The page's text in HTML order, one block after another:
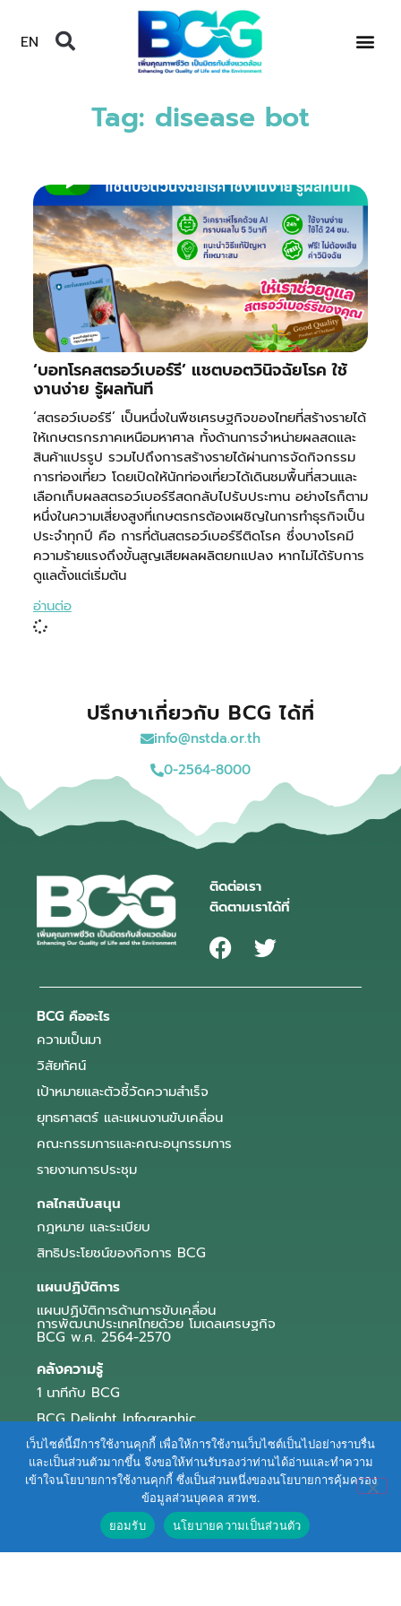
EN
Tag: disease bot
‘บอทโรคสตรอว์เบอร์รี’ แชตบอตวินิจฉัยโรค ใช้
งานง่าย รู้ผลทันที
‘สตรอว์เบอร์รี’ เป็นหนึ่งในพืชเศรษฐกิจของไทยที่สร้างรายได้
ให้เกษตรกรภาคเหนือมหาศาล ทั้งด้านการจำหน่ายผลสดและ
สินค้าแปรรูป รวมไปถึงการสร้างรายได้ผ่านการจัดกิจกรรม
การท่องเที่ยว โดยเปิดให้นักท่องเที่ยวได้เดินชมพื้นที่สวนและ
เลือกเก็บผลสตรอว์เบอร์รีสดกลับไปรับประทาน อย่างไรก็ตาม
หนึ่งในความเสี่ยงสูงที่เกษตรกรต้องเผชิญในการทำธุรกิจเป็น
ประจำทุกปี คือ การที่ต้นสตรอว์เบอร์รีติดโรค ซึ่งบางโรคมี
ความร้ายแรงถึงขั้นสูญเสียผลผลิตยกแปลง หากไม่ได้รับการ
ดูแลตั้งแต่เริ่มต้น
อ่านต่อ
ปรึกษาเกี่ยวกับ BCG ได้ที่
info@nstda.or.th
0-2564-8000
ติดต่อเรา
ติดตามเราได้ที่
BCG คืออะไร
ความเป็นมา
วิสัยทัศน์
เป้าหมายและตัวชี้วัดความสำเร็จ
ยุทธศาสตร์ และแผนงานขับเคลื่อน
คณะกรรมการและคณะอนุกรรมการ
รายงานการประชุม
กลไกสนับสนุน
กฎหมาย และระเบียบ
สิทธิประโยชน์ของกิจการ BCG
แผนปฏิบัติการ
แผนปฏิบัติการด้านการขับเคลื่อน
การพัฒนาประเทศไทยด้วย โมเดลเศรษฐกิจ
BCG พ.ศ. 2564-2570
คลังความรู้
1 นาทีกับ BCG
BCG Delight Infographic
สื่อประชาสัมพันธ์
e-Book Series
ตัวอย่างธุรกิจ BCG
ข่าวและบทความ
เว็บไซต์นี้มีการใช้งานคุกกี้ เพื่อให้การใช้งานเว็บไซต์เป็นไปอย่างราบรื่น
และเป็นส่วนตัวมากขึ้น จึงขอให้ท่านรับรองว่าท่านได้อ่านและทำความ
เข้าใจนโยบายการใช้งานคุกกี้ ซึ่งเป็นส่วนหนึ่งของนโยบายการคุ้มครอง
ข้อมูลส่วนบุคคล สวทช.
ยอมรับ
นโยบายความเป็นส่วนตัว